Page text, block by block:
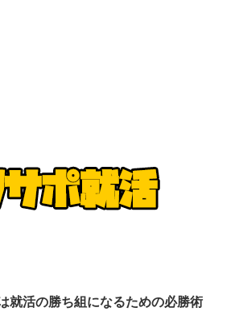
就活の勝ち組になるための必勝術